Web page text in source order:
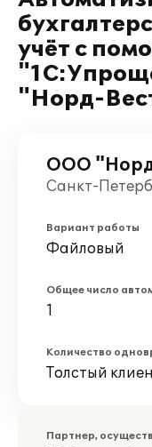
учёт с
"Норд-
ООО
Санкт-
Вариант работы
Файловый
Общее число
1
Количество
Толстый
Партнер,